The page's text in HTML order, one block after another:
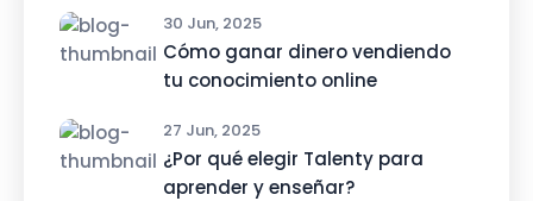
30 Jun, 2025
Cómo ganar dinero vendiendo
tu conocimiento online
27 Jun, 2025
¿Por qué elegir Talenty para
aprender y enseñar?